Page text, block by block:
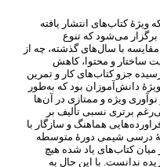
ویژۀ کتابهای انتشار یافته
میشود که تنوع
با سالهای گذشته، چه از
ساختار و محتوا، کاهش
جزو کتابهای کار و تمرین
دانش آموزان بود که بهطور
ویژه و ممتازی در آنها
رغم برتری نسبی تألیف بر
هایی هماهنگ و سازگار با
درسی شیمی دورۀ متوسطه
میان کتابهای یاد شده هیچ
ندانست. با این حال به